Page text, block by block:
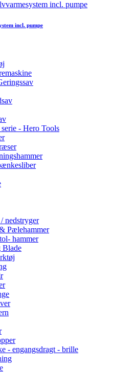
incl. pumpe
- Hero Tools
nedstryger
Pælehammer
hammer
Blade
- engangsdragt - brille